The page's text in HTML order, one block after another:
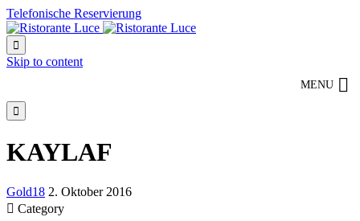
Telefonische Reservierung

Skip to content
MENU

KAYLAF
Gold18 2. Oktober 2016
 Category